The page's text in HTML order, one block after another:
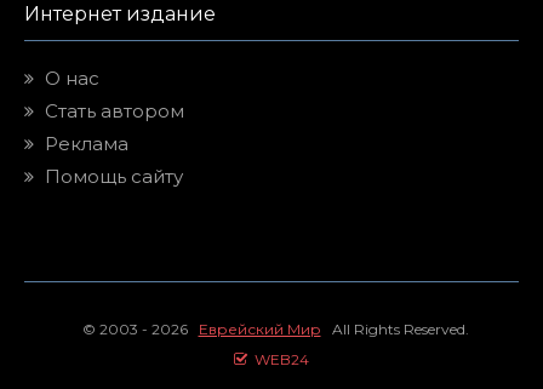
Интернет издание
О нас
Стать автором
Реклама
Помощь сайту
© 2003 - 2026 Еврейский Мир All Rights Reserved.
WEB24